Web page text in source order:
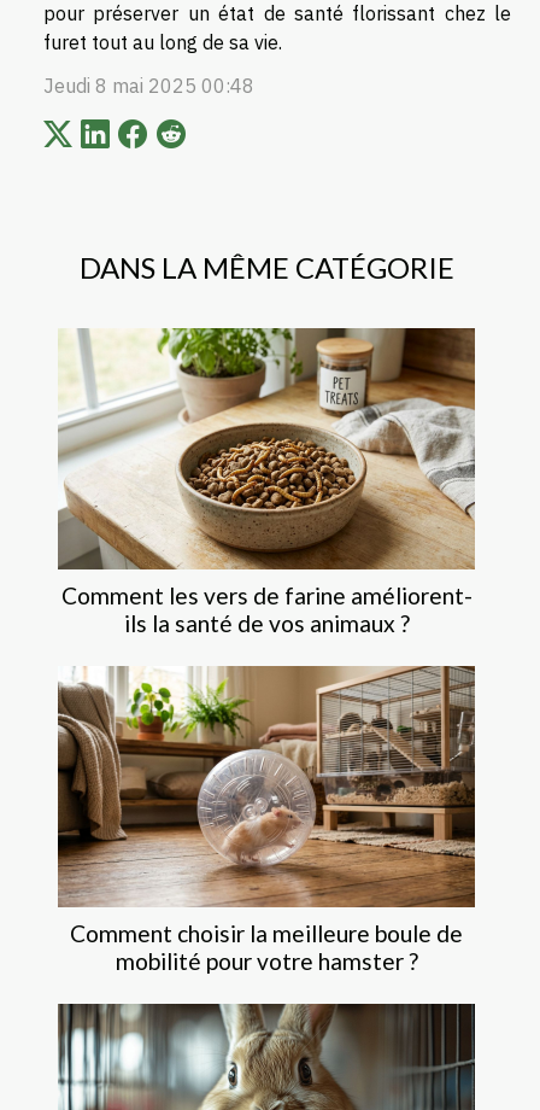
DANS LA MÊME CATÉGORIE
Comment les vers de farine améliorent-
ils la santé de vos animaux ?
Comment choisir la meilleure boule de
mobilité pour votre hamster ?
pour préserver un état de santé florissant chez le
furet tout au long de sa vie.
Jeudi 8 mai 2025 00:48